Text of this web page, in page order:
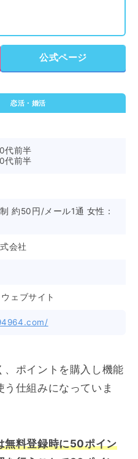
公式ページ
恋活・婚活
代前半
代前半
約50円/メール1通 女性：
会社
ェブサイト
、ポイントを購入し機能
仕組みになっていま
無料登録時に50ポイン